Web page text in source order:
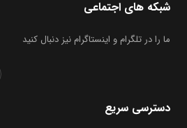
شبکه های اجتماعی
ما را در تلگرام و اینستاگرام نیز دنبال کنید
دسترسی سریع